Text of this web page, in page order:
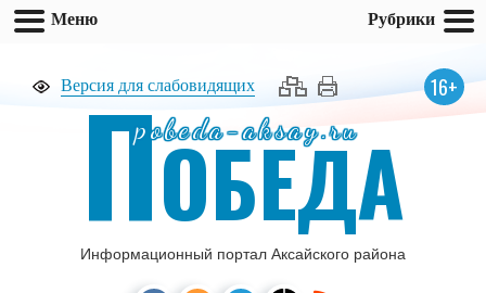
Версия для слабовидящих 16+
pobeda-aksay.ru
ПОБЕДА
Информационный портал Аксайского района
Меню Рубрики